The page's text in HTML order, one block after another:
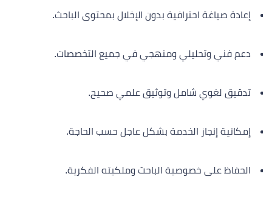
إعادة صياغة احترافية بدون الإخلال بمحتوى الباحث.
دعم فني وتحليلي ومنهجي في جميع التخصصات.
تدقيق لغوي شامل وتوثيق علمي صحيح.
إمكانية إنجاز الخدمة بشكل عاجل حسب الحاجة.
الحفاظ على خصوصية الباحث وملكيته الفكرية.